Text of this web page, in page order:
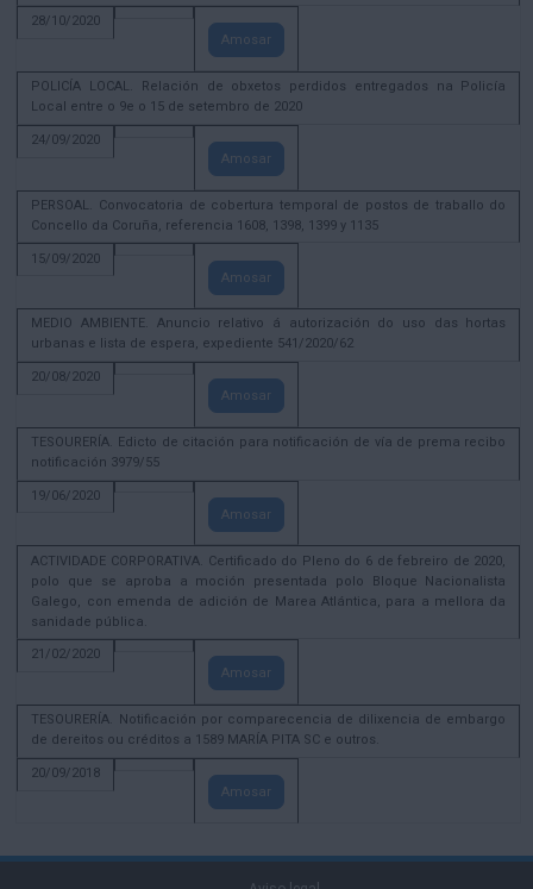
28/10/2020
Amosar
POLICÍA LOCAL. Relación de obxetos perdidos entregados na Policía
Local entre o 9e o 15 de setembro de 2020
24/09/2020
Amosar
PERSOAL. Convocatoria de cobertura temporal de postos de traballo do
Concello da Coruña, referencia 1608, 1398, 1399 y 1135
15/09/2020
Amosar
MEDIO AMBIENTE. Anuncio relativo á autorización do uso das hortas
urbanas e lista de espera, expediente 541/2020/62
20/08/2020
Amosar
TESOURERÍA. Edicto de citación para notificación de vía de prema recibo
notificación 3979/55
19/06/2020
Amosar
ACTIVIDADE CORPORATIVA. Certificado do Pleno do 6 de febreiro de 2020,
polo que se aproba a moción presentada polo Bloque Nacionalista
Galego, con emenda de adición de Marea Atlántica, para a mellora da
sanidade pública.
21/02/2020
Amosar
TESOURERÍA. Notificación por comparecencia de dilixencia de embargo
de dereitos ou créditos a 1589 MARÍA PITA SC e outros.
20/09/2018
Amosar